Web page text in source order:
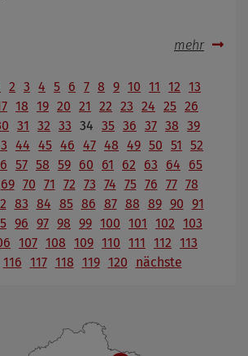
mehr
2 3 4 5 6 7 8 9 10 11 12 13
18 19 20 21 22 23 24 25 26
31 32 33 34 35 36 37 38 39
44 45 46 47 48 49 50 51
52
57 58 59 60 61 62 63 64
65
69 70 71 72 73 74 75 76 77 78
83 84 85 86 87 88 89 90 91
96 97 98 99 100 101 102 103
107 108 109 110 111 112 113
116 117 118 119 120 nächste